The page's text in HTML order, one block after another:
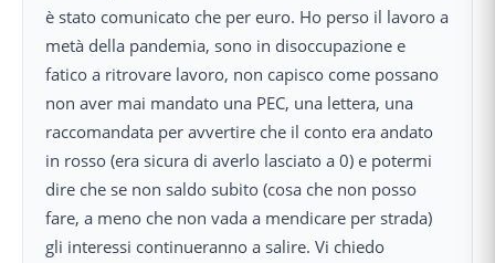
è stato comunicato che per euro. Ho perso il lavoro a
metà della pandemia, sono in disoccupazione e
fatico a ritrovare lavoro, non capisco come possano
non aver mai mandato una PEC, una lettera, una
raccomandata per avvertire che il conto era andato
in rosso (era sicura di averlo lasciato a 0) e potermi
dire che se non saldo subito (cosa che non posso
fare, a meno che non vada a mendicare per strada)
gli interessi continueranno a salire. Vi chiedo